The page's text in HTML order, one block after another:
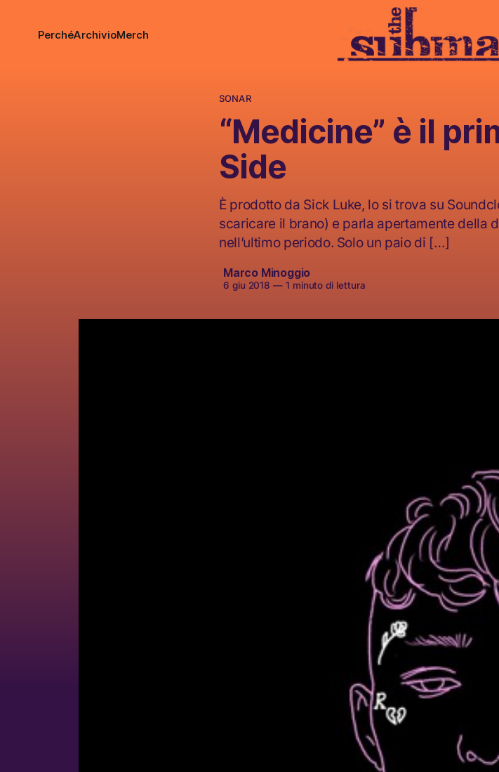
PerchéArchivioMerch
SONAR
“Medicine” è il
Side
È prodotto da Sick Luke, lo si trova su
scaricare il brano) e parla apertamente della
nell’ultimo periodo. Solo un paio di […]
Marco Minoggio
6 giu 2018 — 1 minuto di lettura